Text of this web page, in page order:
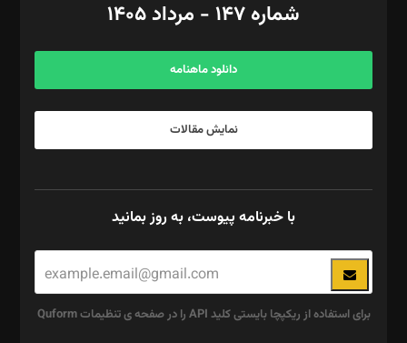
آگهی و مشترکین: ۰۹۱۹۹۹۹۰۴۵۴
شماره ۱۴۷ - مرداد ۱۴۰۵
دانلود ماهنامه
نمایش مقالات
با خبرنامه پیوست، به روز بمانید
برای استفاده از ریکپچا بایستی کلید API را در صفحه ی تنظیمات Quform